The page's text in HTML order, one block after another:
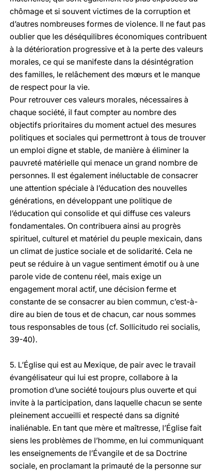
chômage et si souvent victimes de la corruption et
d’autres nombreuses formes de violence. Il ne faut pas
oublier que les déséquilibres économiques contribuent
à la détérioration progressive et à la perte des valeurs
morales, ce qui se manifeste dans la désintégration
des familles, le relâchement des mœurs et le manque
de respect pour la vie.
Pour retrouver ces valeurs morales, nécessaires à
chaque société, il faut compter au nombre des
objectifs prioritaires du moment actuel des mesures
politiques et sociales qui permettront à tous de trouver
un emploi digne et stable, de manière à éliminer la
pauvreté matérielle qui menace un grand nombre de
personnes. Il est également inéluctable de consacrer
une attention spéciale à l’éducation des nouvelles
générations, en développant une politique de
l’éducation qui consolide et qui diffuse ces valeurs
fondamentales. On contribuera ainsi au progrès
spirituel, culturel et matériel du peuple mexicain, dans
un climat de justice sociale et de solidarité. Cela ne
peut se réduire à un vague sentiment émotif ou à une
parole vide de contenu réel, mais exige un
engagement moral actif, une décision ferme et
constante de se consacrer au bien commun, c’est-à-
dire au bien de tous et de chacun, car nous sommes
tous responsables de tous (cf. Sollicitudo rei socialis,
39-40).
5. L’Église qui est au Mexique, de pair avec le travail
évangélisateur qui lui est propre, collabore à la
promotion d’une société toujours plus ouverte et qui
invite à la participation, dans laquelle chacun se sente
pleinement accueilli et respecté dans sa dignité
inaliénable. En tant que mère et maîtresse, l’Église fait
siens les problèmes de l’homme, en lui communiquant
les enseignements de l’Évangile et de sa Doctrine
sociale, en proclamant la primauté de la personne sur